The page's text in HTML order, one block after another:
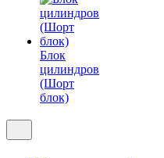
Блок
цилиндров
(Шорт
блок)